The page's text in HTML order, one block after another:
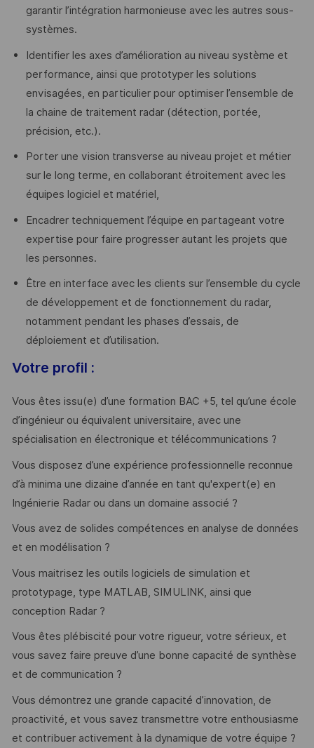
garantir l’intégration harmonieuse avec les autres sous-
systèmes.
Identifier les axes d’amélioration au niveau système et
performance, ainsi que prototyper les solutions
envisagées, en particulier pour optimiser l’ensemble de
la chaine de traitement radar (détection, portée,
précision, etc.).
Porter une vision transverse au niveau projet et métier
sur le long terme, en collaborant étroitement avec les
équipes logiciel et matériel,
Encadrer techniquement l’équipe en partageant votre
expertise pour faire progresser autant les projets que
les personnes.
Être en interface avec les clients sur l’ensemble du cycle
de développement et de fonctionnement du radar,
notamment pendant les phases d’essais, de
déploiement et d’utilisation.
Votre profil :
Vous êtes issu(e) d’une formation BAC +5, tel qu’une école
d’ingénieur ou équivalent universitaire, avec une
spécialisation en électronique et télécommunications ?
Vous disposez d’une expérience professionnelle reconnue
d’à minima une dizaine d’année en tant qu'expert(e) en
Ingénierie Radar ou dans un domaine associé ?
Vous avez de solides compétences en analyse de données
et en modélisation ?
Vous maitrisez les outils logiciels de simulation et
prototypage, type MATLAB, SIMULINK, ainsi que
conception Radar ?
Vous êtes plébiscité pour votre rigueur, votre sérieux, et
vous savez faire preuve d’une bonne capacité de synthèse
et de communication ?
Vous démontrez une grande capacité d’innovation, de
proactivité, et vous savez transmettre votre enthousiasme
et contribuer activement à la dynamique de votre équipe ?